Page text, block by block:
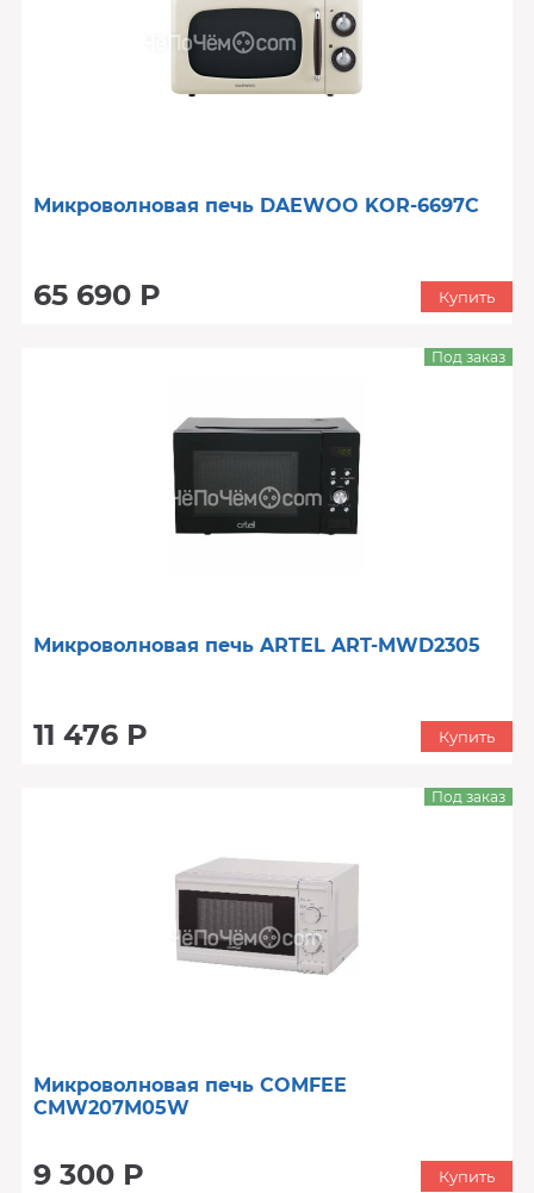
Микроволновая печь DAEWOO KOR-6697С
65 690 Р Купить
Микроволновая печь ARTEL ART-MWD2305
11 476 Р
Под заказ
Купить
Микроволновая печь COMFEE
CMW207M05W
9 300 Р
Под заказ
Купить